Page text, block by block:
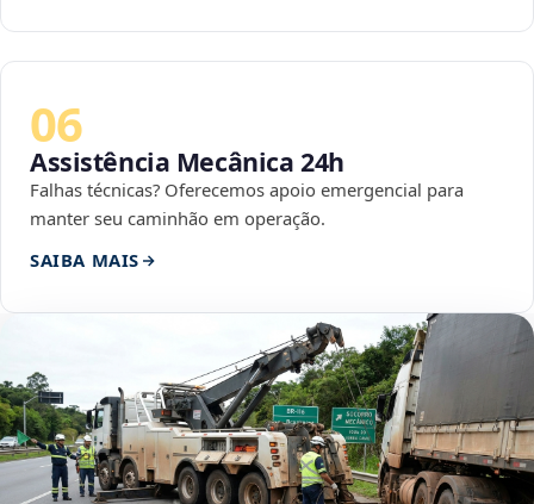
06
Assistência Mecânica 24h
Falhas técnicas? Oferecemos apoio emergencial para
manter seu caminhão em operação.
SAIBA MAIS